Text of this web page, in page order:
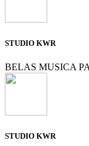
STUDIO KWR
BELAS MUSICA
STUDIO KWR